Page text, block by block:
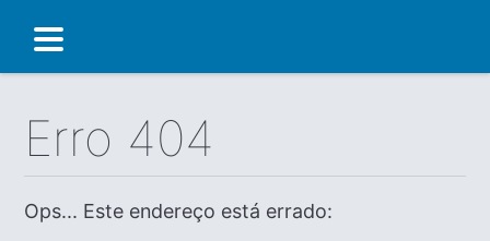
Erro 404
Ops... Este endereço está errado: